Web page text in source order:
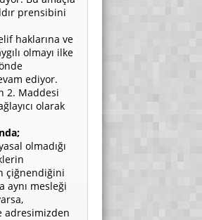
prensibini
haklarına ve
olmayı ilke
ediyor.
2. Maddesi
olarak
olmadığı
çiğnendiğini
aynı mesleği
adresimizden